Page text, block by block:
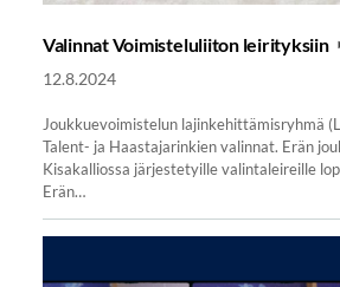
Valinnat Voimisteluliiton leirityksiin
12.8.2024
Joukkuevoimistelun lajinkehittämisryhmä
Talent- ja Haastajarinkien valinnat. Erän
Kisakalliossa järjestetyille valintaleireille
Erän…